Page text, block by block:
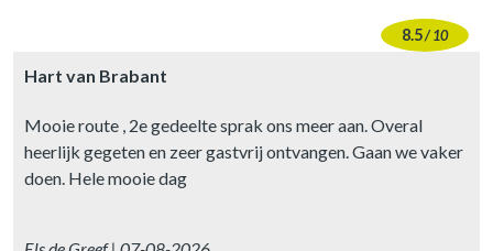
8.5/ 10
Hart van Brabant
Mooie route , 2e gedeelte sprak ons meer aan. Overal
heerlijk gegeten en zeer gastvrij ontvangen. Gaan we vaker
doen. Hele mooie dag